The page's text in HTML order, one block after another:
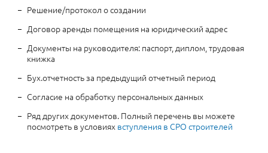
Решение/протокол о создании
Договор аренды помещения на юридический адрес
Документы на руководителя: паспорт, диплом, трудовая
книжка
Бух.отчетность за предыдущий отчетный период
Согласие на обработку персональных данных
Ряд других документов. Полный перечень вы можете
посмотреть в условиях вступления в СРО строителей